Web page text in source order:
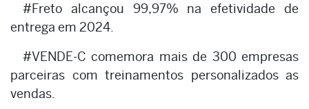
#Freto alcançou 99,97% na efetividade de
entrega em 2024.
#VENDE-C comemora mais de 300 empresas
parceiras com treinamentos personalizados as
vendas.